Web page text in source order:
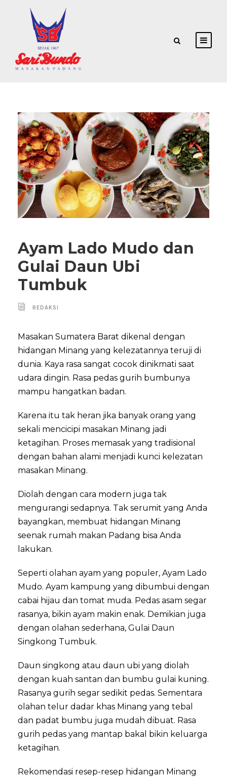
Ayam Lado Mudo dan
Gulai Daun Ubi
Tumbuk
REDAKSI
Masakan Sumatera Barat dikenal dengan
hidangan Minang yang kelezatannya teruji di
dunia. Kaya rasa sangat cocok dinikmati saat
udara dingin. Rasa pedas gurih bumbunya
mampu hangatkan badan.
Karena itu tak heran jika banyak orang yang
sekali mencicipi masakan Minang jadi
ketagihan. Proses memasak yang tradisional
dengan bahan alami menjadi kunci kelezatan
masakan Minang.
Diolah dengan cara modern juga tak
mengurangi sedapnya. Tak serumit yang Anda
bayangkan, membuat hidangan Minang
seenak rumah makan Padang bisa Anda
lakukan.
Seperti olahan ayam yang populer, Ayam Lado
Mudo. Ayam kampung yang dibumbui dengan
cabai hijau dan tomat muda. Pedas asam segar
rasanya, bikin ayam makin enak. Demikian juga
dengan olahan sederhana, Gulai Daun
Singkong Tumbuk.
Daun singkong atau daun ubi yang diolah
dengan kuah santan dan bumbu gulai kuning.
Rasanya gurih segar sedikit pedas. Sementara
olahan telur dadar khas Minang yang tebal
dan padat bumbu juga mudah dibuat. Rasa
gurih pedas yang mantap bakal bikin keluarga
ketagihan.
Rekomendasi resep-resep hidangan Minang